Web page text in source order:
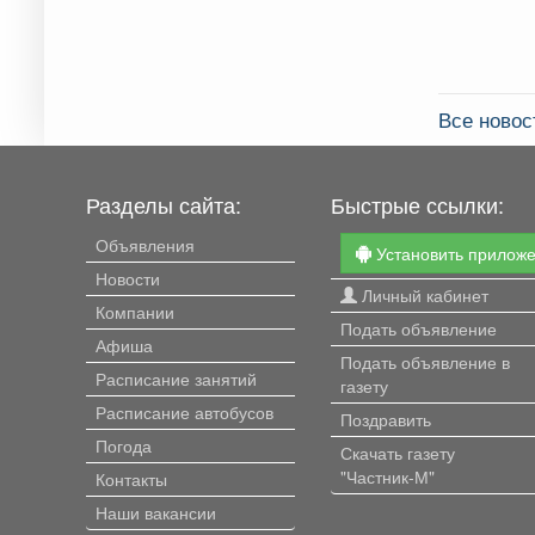
Все
Разделы сайта:
Объявления
Новости
Компании
Афиша
Расписание занятий
Расписание автобусов
Погода
Контакты
Наши вакансии
Быстрые ссылки:
Установить
Личный кабинет
Подать объявление
Подать объявление в
газету
Поздравить
Скачать газету
"Частник-М"